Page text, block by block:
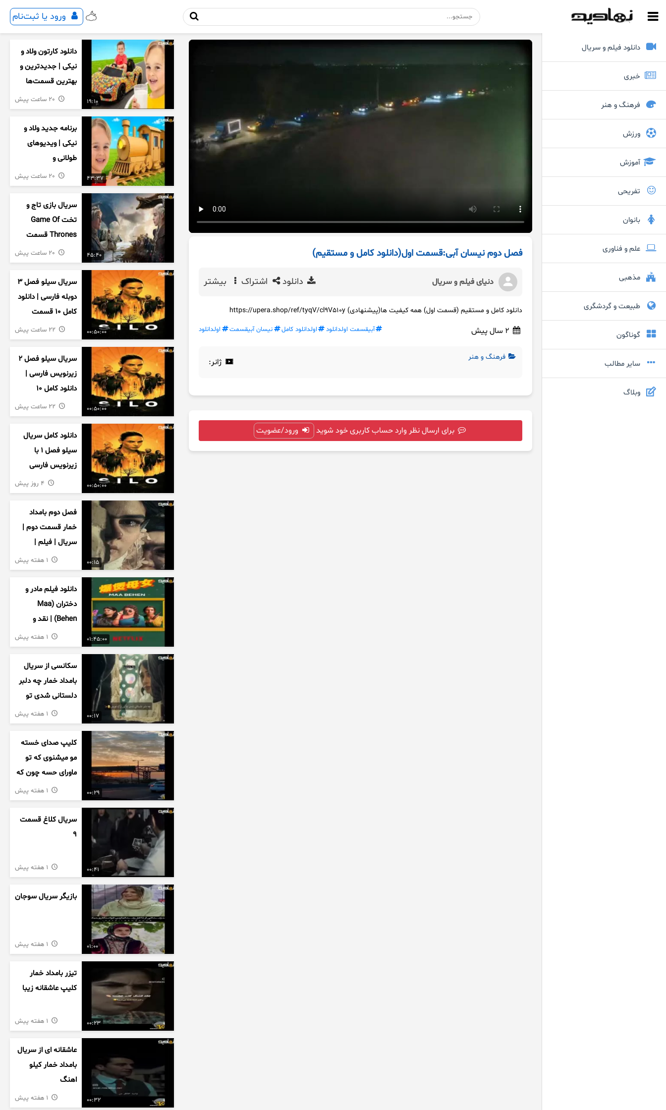
ورود یا ثبت‌نام
دانلود فیلم و سریال
خبری
فرهنگ و هنر
ورزش
آموزش
تفریحی
بانوان
علم و فناوری
مذهبی
طبیعت و گردشگری
گوناگون
سایر مطالب
وبلاگ
فصل دوم نیسان آبی:قسمت اول(دانلود کامل و مستقیم)
دنیای فیلم و سریال دانلود اشتراک بیشتر
دانلود کامل و مستقیم (قسمت اول) همه کیفیت ها(پیشنهادی) https://upera.shop/ref/tyqV/cl9V510y
آبیقسمت اولدانلود اولدانلود کامل نیسان آبیقسمت اولدانلود
فرهنگ و هنر ژانر:
برای ارسال نظر وارد حساب کاربری خود شوید ورود/عضویت
19:10
دانلود کارتون ولاد و
نیکی | جدیدترین و
بهترین قسمت‌ها
43:37
برنامه جدید ولاد و
نیکی | ویدیوهای
طولانی و
سرگرم‌کننده کودکان
45:40
سریال بازی تاج و
تخت Game Of
Thrones قسمت
دوم فصل اول
زیرنویس فارسی
00:50:00
سریال سیلو فصل ۳
دوبله فارسی | دانلود
کامل ۱۰ قسمت
00:50:00
سریال سیلو فصل ۲
زیرنویس فارسی |
دانلود کامل ۱۰
قسمت
00:50:00
دانلود کامل سریال
سیلو فصل ۱ با
زیرنویس فارسی
00:15
فصل دوم بامداد
خمار قسمت دوم |
سریال | فیلم |
نمایش خانگی |
محبوبه | سینمایی
01:45:00
دانلود فیلم مادر و
دختران (Maa
Behen) | نقد و
بررسی درام خانوادگی
هندی
00:17
سکانسی از سریال
بامداد خمار چه دلبر
دلستانی شدی تو
این بزک عروس..
00:29
کلیپ صدای خسته
مو میشنوی که تو
ماورای حسه چون که
داریم می رسیم به
اخرای قصه
00:41
سریال کلاغ قسمت
9
01:00
بازیگر سریال سوجان
00:23
تیزر بامداد خمار
کلیپ عاشقانه زیبا
00:32
عاشقانه ای از سریال
بامداد خمار کیلو
اهنگ